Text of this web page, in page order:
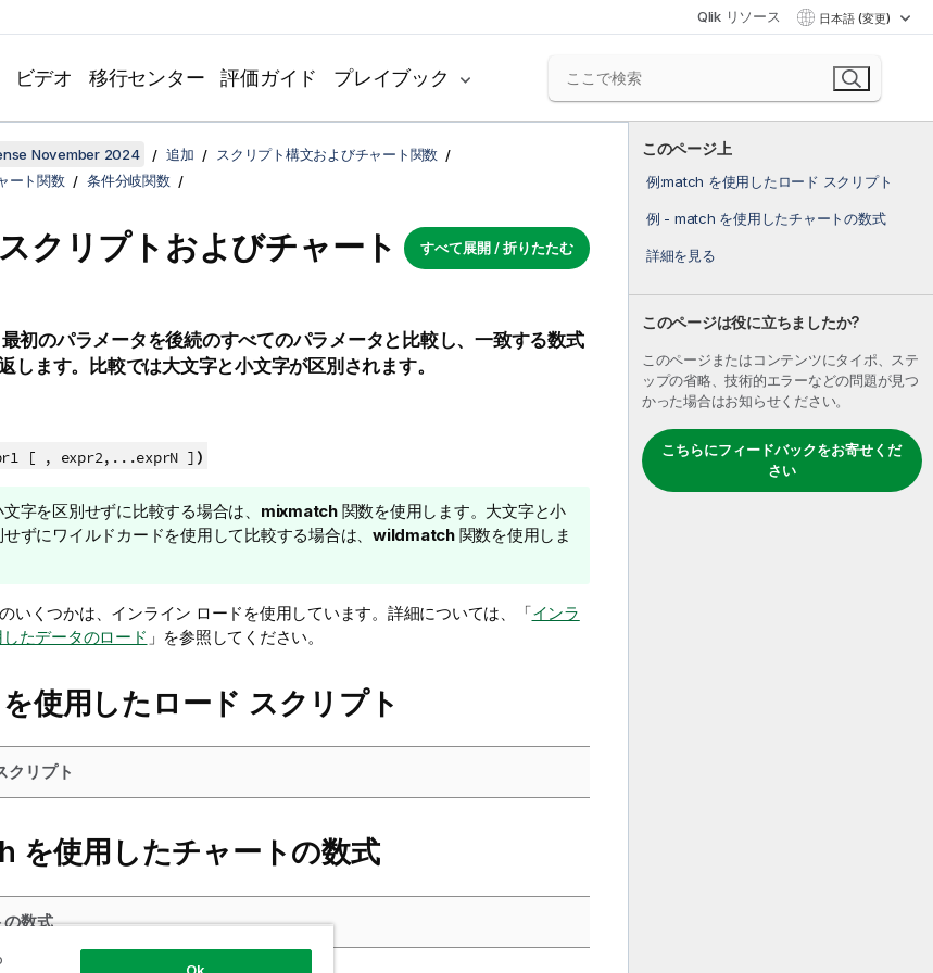
Qlik リソース 日本語 (変更)
ビデオ 移行センター 評価ガイド プレイブック
このページ上
例:match を使用したロード スクリプト
例 - match を使用したチャートの数式
詳細を見る
このページは役に立ちましたか?
このページまたはコンテンツにタイポ、ステ
ップの省略、技術的エラーなどの問題が見つ
かった場合はお知らせください。
こちらにフィードバックをお寄せくだ
さい
November 2024 追加
スクリプト構文およびチャート関数
ート関数
条件分岐関数
すべて展開 / 折りたたむ
クリプトおよびチャート
初のパラメータを後続のすべてのパラメータと比較し、一致する数式
します。比較では大文字と小文字が区別されます。
[ , expr2,...exprN ] )
字を区別せずに比較する場合は、 mixmatch関数を使用します。大文字と小
ずにワイルドカードを使用して比較する場合は、 wildmatch関数を使用しま
いくつかは、インライン ロードを使用しています。詳細については、「インラ
たデータのロード 」を参照してください。
を使用したロード スクリプト
クリプト
を使用したチャートの数式
の数式